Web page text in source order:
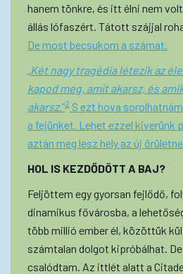
hanem tönkre, és itt élni nem
állás lófaszért. Tátott szájjal
De most becsukom a számat.
„Két nagy tragédia létezik az
kapod meg, amit akarsz, és
akarsz.”2 S ezt hova
a fejünket. Lehet ezzel kiverünk
aztán meg lesz hely az új
HOL IS KEZDŐDÖTT A BAJ?
Feljöttem egy gyorsan fejlődő,
dinamikus fővárosba, a
több millió ember él, közöttük
számtalan dolgot kipróbálhat.
csalódtam. Az ittlét alatt a